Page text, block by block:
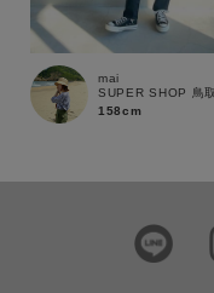
こ
mai
SUPER SHOP 鳥
158cm